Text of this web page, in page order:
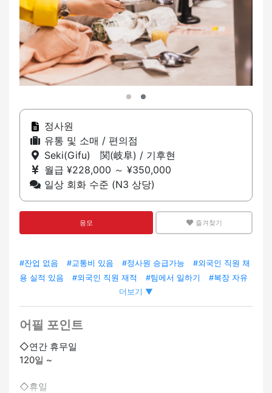
정사원
유통 및 소매 / 편의점
Seki(Gifu) 関(岐阜) / 기후현
월급 ¥228,000 ～ ¥350,000
일상 회화 수준 (N3 상당)
응모 즐겨찾기
#잔업 없음 #교통비 있음 #정사원 승급가능
#외국인 직원 채
용 실적 있음
#외국인 직원 재적 #팀에서 일하기
#복장 자유
#경험자 우대
산 휴가·육아 휴직 있음
#여성 활약중 #이사 비용 지원 있음
#
유니폼 있음
#트레이닝 있음
더보기 ▼
어필 포인트
◇연간 휴무일
120일 ~
◇휴일